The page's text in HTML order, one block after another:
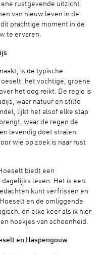
rustgevende uitzicht
van nieuw leven in de
prachtige moment in de
te ervaren.
is de typische
het vochtige, groene
het oog reikt. De regio is
waar natuur en stilte
lijkt het alsof elke stap
waar de regen de
levendig doet stralen.
wie op zoek is naar rust
biedt een
leven. Het is een
kunt verfrissen en
en de omliggende
en elke keer als ik hier
hoekjes van schoonheid.
en Haspengouw